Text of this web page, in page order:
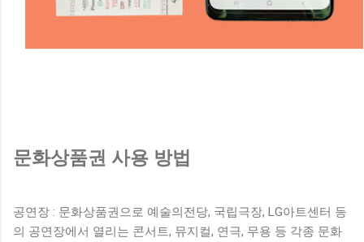
문화상품권 사용 방법
공연장 : 문화상품권으로 예술의전당, 국립극장, LG아트센터 등
의 공연장에서 열리는 콘서트, 뮤지컬, 연극, 무용 등 각종 문화